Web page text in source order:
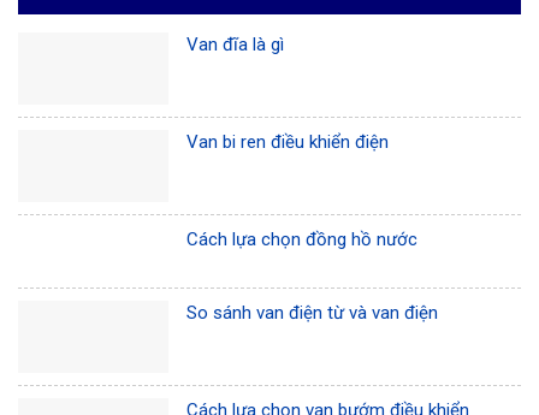
Van đĩa là gì
Van bi ren điều khiển điện
Cách lựa chọn đồng hồ nước
So sánh van điện từ và van điện
Cách lựa chọn van bướm điều khiển